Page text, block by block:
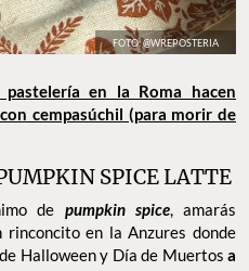
FOTO: @WREPOSTERIA
pastelería en la Roma hacen
cempasúchil (para morir de
SPICE LATTE
de pumpkin spice, amarás
rinconcito en la Anzures donde
de Halloween y Día de Muertos a